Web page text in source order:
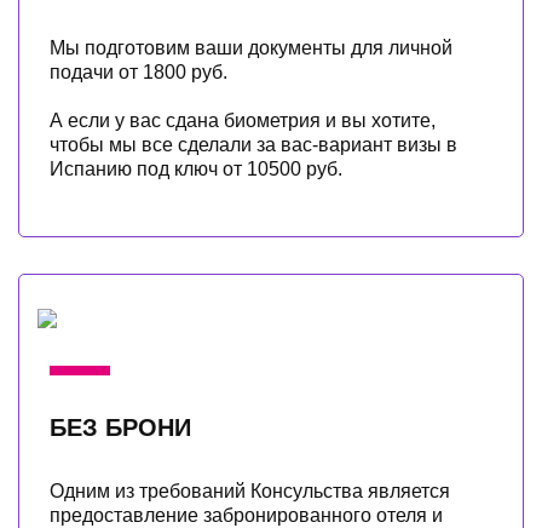
Мы подготовим ваши документы для личной
подачи от 1800 руб.
А если у вас сдана биометрия и вы хотите,
чтобы мы все сделали за вас-вариант визы в
Испанию под ключ от 10500 руб.
БЕЗ БРОНИ
Одним из требований Консульства является
предоставление забронированного отеля и